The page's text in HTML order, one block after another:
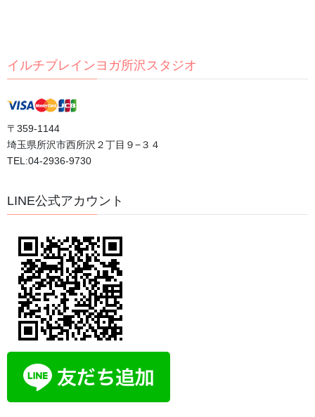
おすすめ動画
ブログ
体験談
口コミ
日記
体験者の声
希望の手紙
アーカイブ
2026年8月
2026年7月
イルチブレインヨガ所沢スタジオ
〒359-1144
埼玉県所沢市西所沢２丁目９−３４
TEL:04-2936-9730
LINE公式アカウント